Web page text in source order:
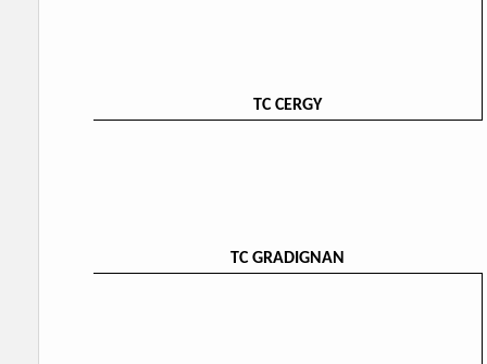
TC CERGY
TC GRADIGNAN